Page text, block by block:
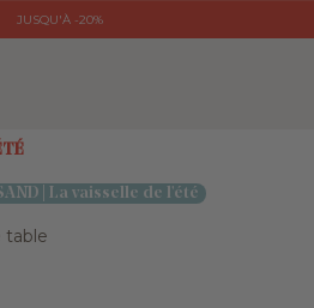
JUSQU'À -20%
| La vaisselle de l'été
table